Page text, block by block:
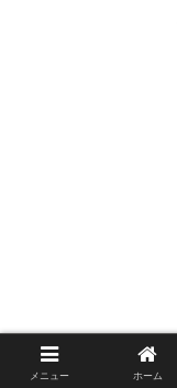
メニュー ホーム